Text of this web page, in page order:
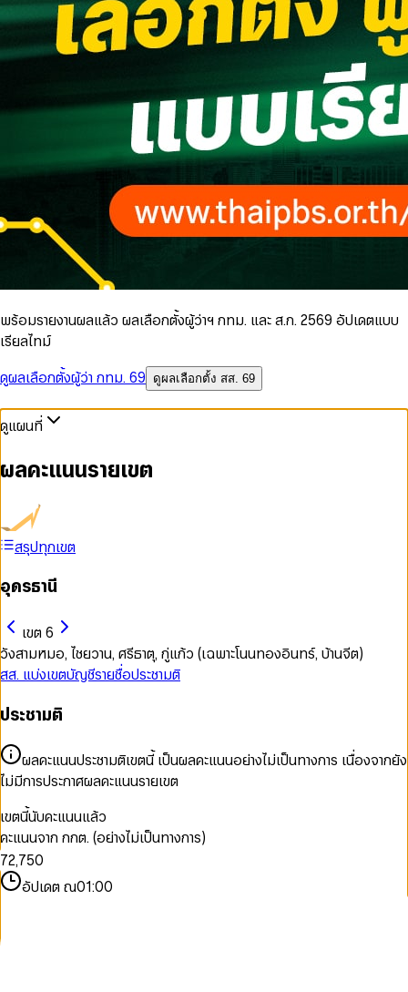
พร้อมรายงานผลแล้ว ผลเลือกตั้งผู้ว่าฯ กทม. และ ส.ก. 2569 อัปเดตแบบ
เรียลไทม์
ดูผลเลือกตั้งผู้ว่า กทม. 69
ดูผลเลือกตั้ง สส. 69
ดูแผนที่
ผลคะแนนรายเขต
สรุปทุกเขต
อุดรธานี
เขต 6
วังสามหมอ, ไชยวาน, ศรีธาตุ, กู่แก้ว (เฉพาะโนนทองอินทร์, บ้านจีต)
สส. แบ่งเขตบัญชีรายชื่อประชามติ
ประชามติ
ผลคะแนนประชามติเขตนี้ เป็นผลคะแนนอย่างไม่เป็นทางการ เนื่องจากยัง
ไม่มีการประกาศผลคะแนนรายเขต
เขตนี้นับคะแนนแล้ว
คะแนนจาก กกต. (อย่างไม่เป็นทางการ)
0
1
2
3
4
5
6
7
8
9
0
1
2
3
4
,
0
1
2
3
4
5
6
7
8
9
0
1
2
3
4
5
6
7
0
1
2
อัปเดต ณ01:00